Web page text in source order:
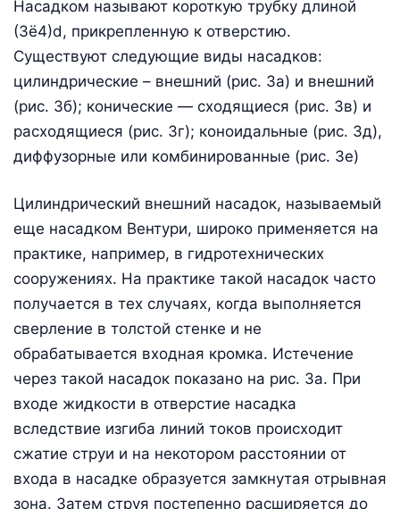
Насадком называют короткую трубку длиной
(3ё4)d, прикрепленную к отверстию.
Существуют следующие виды насадков:
цилиндрические – внешний (рис. 3а) и внешний
(рис. 3б); конические — сходящиеся (рис. 3в) и
расходящиеся (рис. 3г); коноидальные (рис. 3д),
диффузорные или комбинированные (рис. 3е)
Цилиндрический внешний насадок, называемый
еще насадком Вентури, широко применяется на
практике, например, в гидротехнических
сооружениях. На практике такой насадок часто
получается в тех случаях, когда выполняется
сверление в толстой стенке и не
обрабатывается входная кромка. Истечение
через такой насадок показано на рис. 3а. При
входе жидкости в отверстие насадка
вследствие изгиба линий токов происходит
сжатие струи и на некотором расстоянии от
входа в насадке образуется замкнутая отрывная
зона. Затем струя постепенно расширяется до